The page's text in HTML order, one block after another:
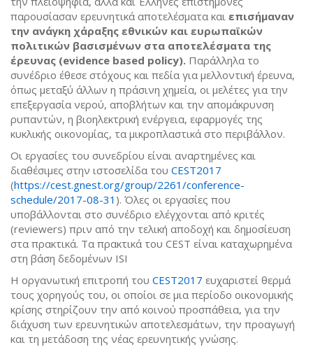
παρουσίασαν ερευνητικά αποτελέσματα και επισήμαναν
την ανάγκη χάραξης εθνικών και ευρωπαϊκών
πολιτικών βασισμένων στα αποτελέσματα της
έρευνας (evidence based policy). Παράλληλα το
συνέδριο έθεσε στόχους και πεδία για μελλοντική έρευνα,
όπως μεταξύ άλλων η πράσινη χημεία, οι μελέτες για την
επεξεργασία νερού, αποβλήτων και την απομάκρυνση
ρυπαντών, η βιοηλεκτρική ενέργεια, εφαρμογές της
κυκλικής οικονομίας, τα μικροπλαστικά στο περιβάλλον.
Οι εργασίες του συνεδρίου είναι αναρτημένες και
διαθέσιμες στην ιστοσελίδα του CEST2017
(https://cest.gnest.org/group/2261/conference-
schedule/2017-08-31 ). Όλες οι εργασίες που
υποβάλλονται στο συνέδριο ελέγχονται από κριτές
(reviewers) πριν από την τελική αποδοχή και δημοσίευση
στα πρακτικά. Τα πρακτικά του CEST είναι καταχωρημένα
στη βάση δεδομένων ISI
Η οργανωτική επιτροπή του CEST2017 ευχαριστεί θερμά
τους χορηγούς του, οι οποίοι σε μια περίοδο οικονομικής
κρίσης στηρίζουν την από κοινού προσπάθεια, για την
διάχυση των ερευνητικών αποτελεσμάτων, την προαγωγή
και τη μετάδοση της νέας ερευνητικής γνώσης.